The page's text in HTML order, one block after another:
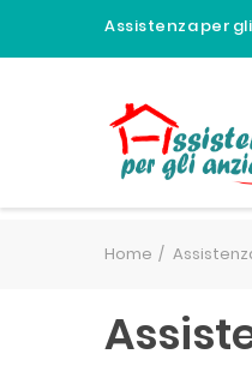
Assistenza per
Home